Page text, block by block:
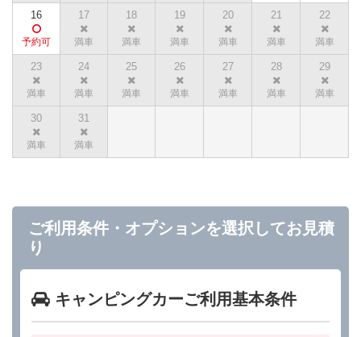
16 17 18 19 20 21 22
23 24 25 26 27 28 29
30 31
ご利用条件・オプションを選択してお見積
り
キャンピングカーご利用基本条件